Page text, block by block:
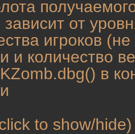
от
игроков
и количество
в
to show/hide)